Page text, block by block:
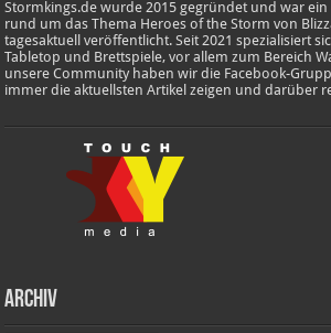
Stormkings.de wurde 2015 gegründet und war ein
rund um das Thema Heroes of the Storm von
tagesaktuell veröffentlicht. Seit 2021 spezialisiert
Tabletop und Brettspiele, vor allem zum Bereich
unsere Community haben wir die Facebook-
immer die aktuellsten Artikel zeigen und darüber
Archiv